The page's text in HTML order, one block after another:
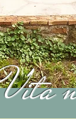
Vita